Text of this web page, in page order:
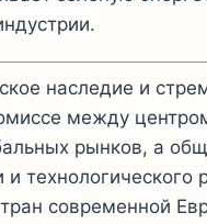
наследие и
между
рынков, а
технологического
современной